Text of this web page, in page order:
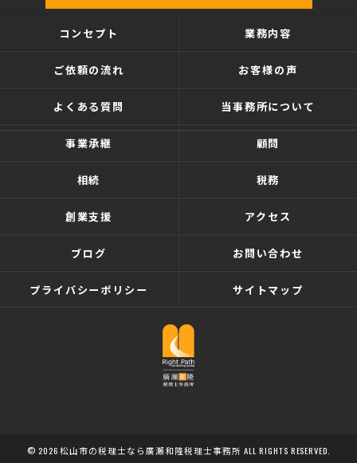
コンセプト 業務内容
ご依頼の流れ お客様の声
よくある質問 当事務所について
事業承継 顧問
相続 税務
創業支援 アクセス
ブログ お問い合わせ
プライバシーポリシー サイトマップ
© 2026 松山市の税理士なら廣瀬和隆税理士事務所 ALL RIGHTS RESERVED.